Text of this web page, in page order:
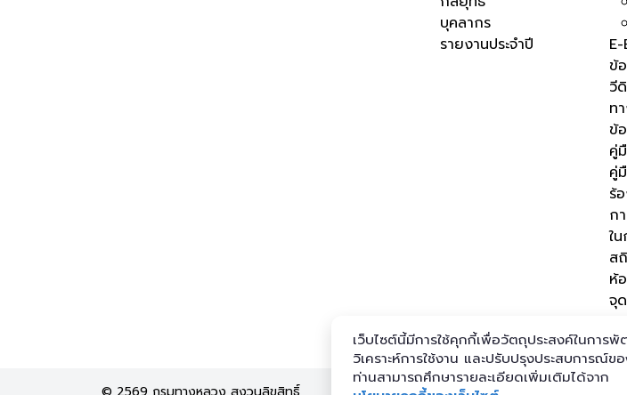
บุคลากร
รายงานประจำปี
ข้
วี
ท
ข้
คู่
คู่
ร้
ก
ใ
ส
ห้
จุ
เว็บไซต์นี้มีการใช้คุกกี้เพื่อวัตถุประสงค์ในการพั
วิเคราะห์การใช้งาน และปรับปรุงประสบการณ์ข
ท่านสามารถศึกษารายละเอียดเพิ่มเติมได้จาก